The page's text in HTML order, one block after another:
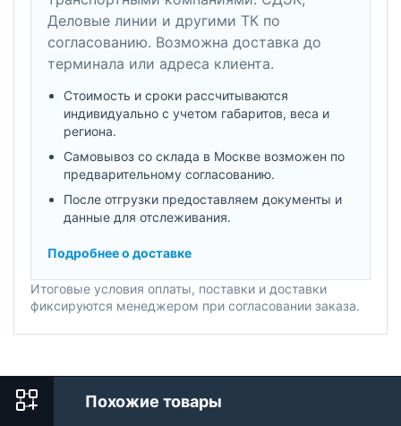
Деловые линии и другими ТК по
согласованию. Возможна доставка до
терминала или адреса клиента.
Стоимость и сроки рассчитываются
индивидуально с учетом габаритов, веса и
региона.
Самовывоз со склада в Москве возможен по
предварительному согласованию.
После отгрузки предоставляем документы и
данные для отслеживания.
Подробнее о доставке
Итоговые условия оплаты, поставки и доставки
фиксируются менеджером при согласовании заказа.
Похожие товары